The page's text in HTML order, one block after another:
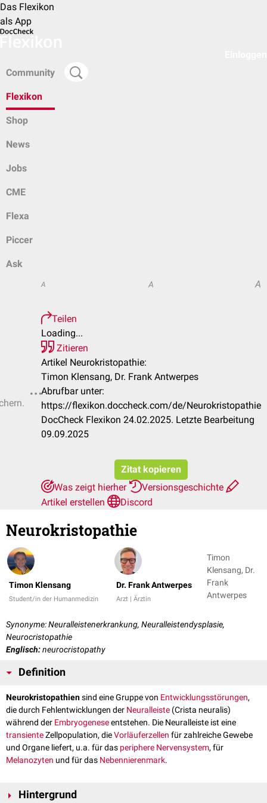
Das Flexikon
als App
Community
Flexikon
Shop
News
Jobs
CME
Flexa
Piccer
Ask
A A A
Teilen
Loading...
Zitieren
Artikel Neurokristopathie:
Timon Klensang, Dr. Frank Antwerpes
Abrufbar unter:
https://flexikon.doccheck.com/de/Neurokristopathie
DocCheck Flexikon 24.02.2025. Letzte Bearbeitung
09.09.2025
Zitat kopieren
Was zeigt hierher
Versionsgeschichte
Artikel erstellen
Discord
Neurokristopathie
Timon Klensang
Student/in der Humanmedizin
Dr. Frank Antwerpes
Arzt | Ärztin
Timon
Klensang, Dr.
Frank
Antwerpes
Synonyme: Neuralleistenerkrankung, Neuralleistendysplasie,
Neurocristopathie
Englisch:neurocristopathy
Definition
Neurokristopathiensind eine Gruppe von Entwicklungsstörungen,
die durch Fehlentwicklungen der Neuralleiste (Crista neuralis)
während der Embryogeneseentstehen. Die Neuralleiste ist eine
transienteZellpopulation, dieVorläuferzellen für zahlreiche Gewebe
und Organe liefert, u.a. für das periphere Nervensystem, für
Melanozyten und für das Nebennierenmark.
Hintergrund